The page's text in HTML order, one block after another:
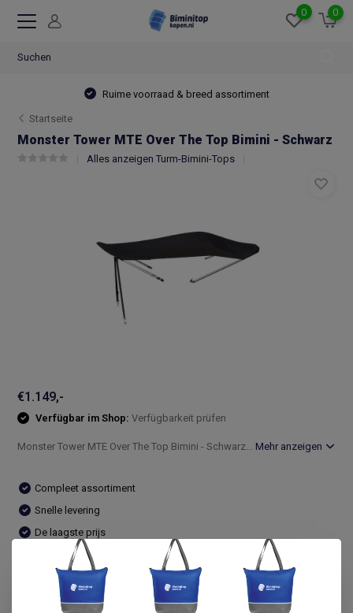
0 0
Ruime voorraad & breed assortiment
Startseite
Monster Tower MTE Over The Top Bimini - Schwarz
Alles anzeigen Turm-Bimini-Tops
€1.149,-
Verfügbar im Shop:Verfügbarkeit prüfen
Monster Tower MTE Over The Top Bimini - Schwarz... Mehr anzeigen
Compleet assortiment
Snelle levering
De laagste prijs
14 dagen bedenktijd
Vergleichen